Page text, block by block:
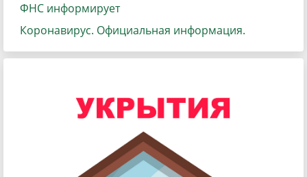
ФНС информирует
Коронавирус. Официальная информация.